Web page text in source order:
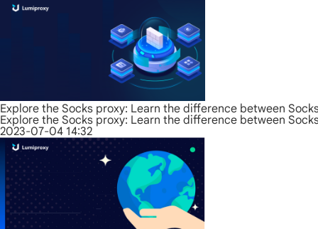
Explore the Socks proxy: Learn the difference between
Explore the Socks proxy: Learn the difference between
2023-07-04 14:32